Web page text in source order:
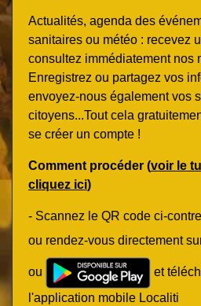
Actualités, agenda des
sanitaires ou météo : recevez
consultez immédiatement nos
Enregistrez ou partagez vos
envoyez-nous également vos
citoyens...Tout cela
se créer un compte !
Comment procéder (voir le
cliquez ici)
- Scannez le QR code ci-
ou rendez-vous directement
ou
et
l'application mobile Localiti